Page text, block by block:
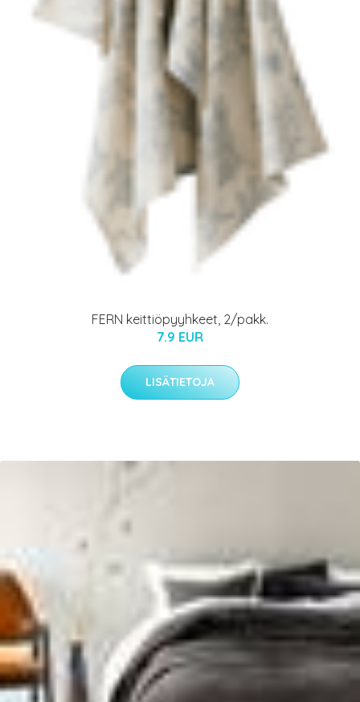
FERN keittiöpyyhkeet, 2/pakk.
7.9 EUR
LISÄTIETOJA